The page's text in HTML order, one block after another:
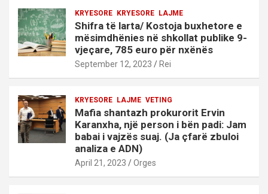
KRYESORE KRYESORE LAJME
Shifra të larta/ Kostoja buxhetore e
mësimdhënies në shkollat publike 9-
vjeçare, 785 euro për nxënës
September 12, 2023 Rei
KRYESORE LAJME VETING
Mafia shantazh prokurorit Ervin
Karanxha, një person i bën padi: Jam
babai i vajzës suaj. (Ja çfarë zbuloi
analiza e ADN)
April 21, 2023 Orges